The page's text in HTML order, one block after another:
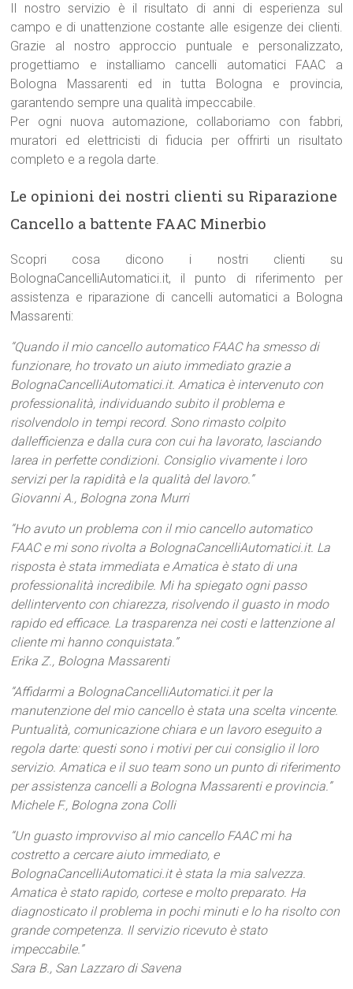
Il nostro servizio è il risultato di anni di esperienza sul
campo e di unattenzione costante alle esigenze dei clienti.
Grazie al nostro approccio puntuale e personalizzato,
progettiamo e installiamo cancelli automatici FAAC a
Bologna Massarenti ed in tutta Bologna e provincia,
garantendo sempre una qualità impeccabile.
Per ogni nuova automazione, collaboriamo con fabbri,
muratori ed elettricisti di fiducia per offrirti un risultato
completo e a regola darte.
Le opinioni dei nostri clienti su Riparazione
Cancello a battente FAAC Minerbio
Scopri cosa dicono i nostri clienti su
BolognaCancelliAutomatici.it, il punto di riferimento per
assistenza e riparazione di cancelli automatici a Bologna
Massarenti:
“Quando il mio cancello automatico FAAC ha smesso di
funzionare, ho trovato un aiuto immediato grazie a
BolognaCancelliAutomatici.it. Amatica è intervenuto con
professionalità, individuando subito il problema e
risolvendolo in tempi record. Sono rimasto colpito
dallefficienza e dalla cura con cui ha lavorato, lasciando
larea in perfette condizioni. Consiglio vivamente i loro
servizi per la rapidità e la qualità del lavoro.”
Giovanni A., Bologna zona Murri
“Ho avuto un problema con il mio cancello automatico
FAAC e mi sono rivolta a BolognaCancelliAutomatici.it. La
risposta è stata immediata e Amatica è stato di una
professionalità incredibile. Mi ha spiegato ogni passo
dellintervento con chiarezza, risolvendo il guasto in modo
rapido ed efficace. La trasparenza nei costi e lattenzione al
cliente mi hanno conquistata.”
Erika Z., Bologna Massarenti
“Affidarmi a BolognaCancelliAutomatici.it per la
manutenzione del mio cancello è stata una scelta vincente.
Puntualità, comunicazione chiara e un lavoro eseguito a
regola darte: questi sono i motivi per cui consiglio il loro
servizio. Amatica e il suo team sono un punto di riferimento
per assistenza cancelli a Bologna Massarenti e provincia.”
Michele F., Bologna zona Colli
“Un guasto improvviso al mio cancello FAAC mi ha
costretto a cercare aiuto immediato, e
BolognaCancelliAutomatici.it è stata la mia salvezza.
Amatica è stato rapido, cortese e molto preparato. Ha
diagnosticato il problema in pochi minuti e lo ha risolto con
grande competenza. Il servizio ricevuto è stato
impeccabile.”
Sara B., San Lazzaro di Savena